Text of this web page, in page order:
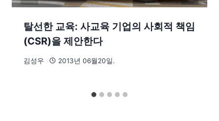
탈선한 교육: 사교육 기업의 사회적 책임
(CSR)을 제안한다
김성우 2013년 06월20일.